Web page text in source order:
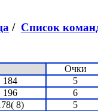
/ Список
Очки
184
5
196
6
8) 5